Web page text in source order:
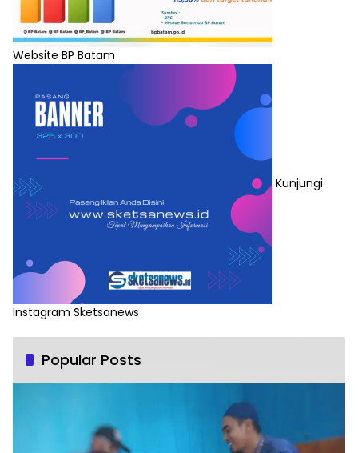
Website BP Batam
Kunjungi
Instagram Sketsanews
Popular Posts